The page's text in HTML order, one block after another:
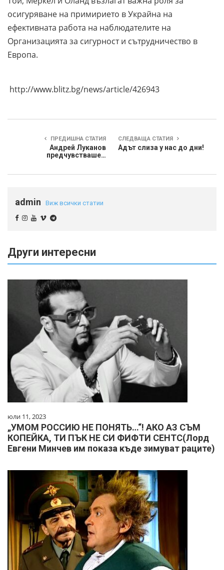
осигуряване на примирието в Украйна на
ефективната работа на наблюдателите на
Организацията за сигурност и сътрудничество в
Европа.
http://www.blitz.bg/news/article/426943
ПРЕДИШНА СТАТИЯ
Андрей Луканов
предчувстваше…
СЛЕДВАЩА СТАТИЯ
Адът слиза у нас до дни!
admin Виж всички статии
Други интересни
юли 11, 2023
„УМОМ РОССИЮ НЕ ПОНЯТЬ…“! АКО АЗ СЪМ
КОПЕЙКА, ТИ ПЪК НЕ СИ ФИФТИ СЕНТС(Лорд
Евгени Минчев им показа къде зимуват раците)